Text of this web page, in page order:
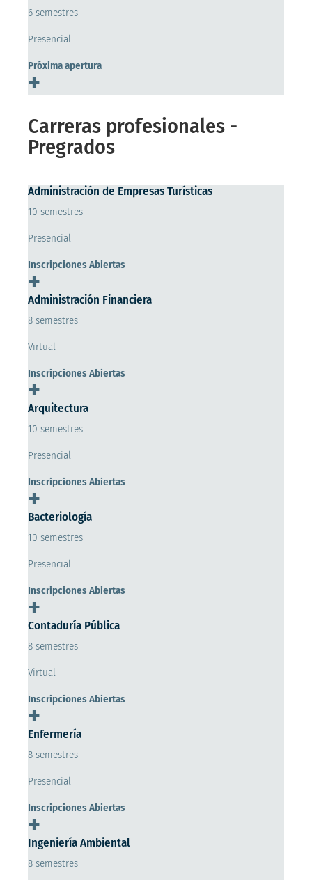
6 semestres
Presencial
Próxima apertura
+
Carreras profesionales -
Pregrados
Administración de Empresas Turísticas
10 semestres
Presencial
Inscripciones Abiertas
+
Administración Financiera
8 semestres
Virtual
Inscripciones Abiertas
+
Arquitectura
10 semestres
Presencial
Inscripciones Abiertas
+
Bacteriología
10 semestres
Presencial
Inscripciones Abiertas
+
Contaduría Pública
8 semestres
Virtual
Inscripciones Abiertas
+
Enfermería
8 semestres
Presencial
Inscripciones Abiertas
+
Ingeniería Ambiental
8 semestres